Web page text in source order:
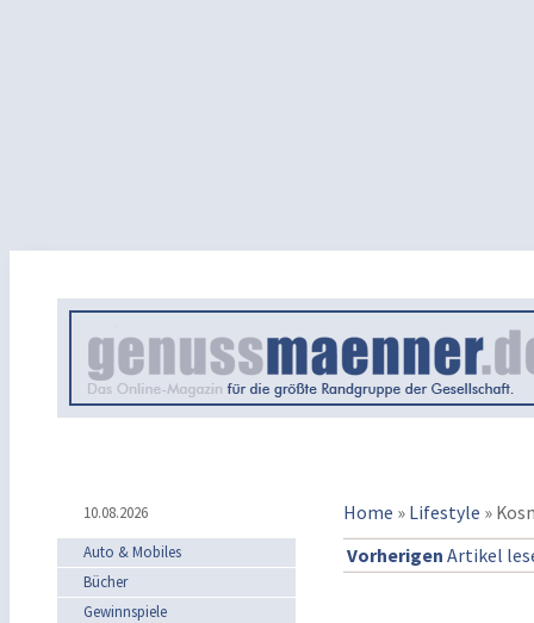
10.08.2026 Home » Lifestyle »
Auto & Mobiles
Bücher
Gewinnspiele
Vorherigen Artikel